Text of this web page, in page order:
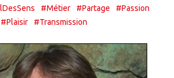
#Métier #Partage
#Passion
#Plaisir
#Transmission